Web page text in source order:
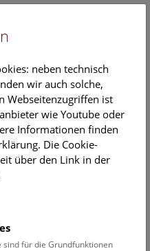
EN
und
neben technisch
wir auch solche,
Webseitenzugriffen ist
wie Youtube oder
Informationen finden
Die Cookie-
über den Link in der
sind für die Grundfunktionen